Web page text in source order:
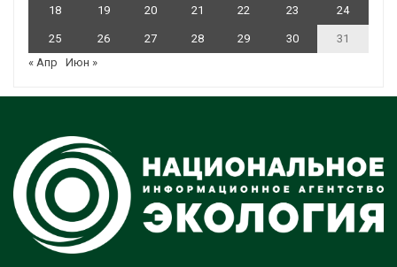
18 19 20 21 22 23 24
25 26 27 28 29 30
31
« Апр
Июн »